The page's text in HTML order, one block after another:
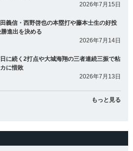
2026年7月15日
義信・西野啓也の本塁打や藤本士生の好投
進出を決める
2026年7月14日
に続く2打点や大城海翔の三者連続三振で粘
に惜敗
2026年7月13日
もっと見る